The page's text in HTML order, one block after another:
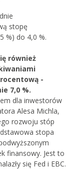
stopę
%) do 4,0 %.
również
-
7,0 %.
dla inwestorów
Alesa Michla,
rozwoju stóp
stopa
finansowy. Jest to
się Fed i EBC.